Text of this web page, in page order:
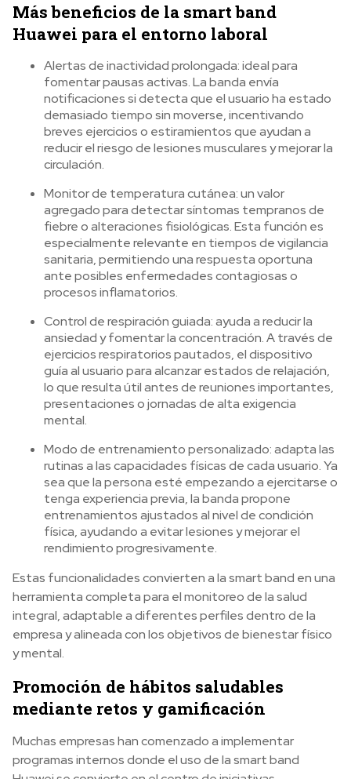
Más beneficios de la smart band
Huawei para el entorno laboral
Alertas de inactividad prolongada: ideal para
fomentar pausas activas. La banda envía
notificaciones si detecta que el usuario ha estado
demasiado tiempo sin moverse, incentivando
breves ejercicios o estiramientos que ayudan a
reducir el riesgo de lesiones musculares y mejorar la
circulación.
Monitor de temperatura cutánea: un valor
agregado para detectar síntomas tempranos de
fiebre o alteraciones fisiológicas. Esta función es
especialmente relevante en tiempos de vigilancia
sanitaria, permitiendo una respuesta oportuna
ante posibles enfermedades contagiosas o
procesos inflamatorios.
Control de respiración guiada: ayuda a reducir la
ansiedad y fomentar la concentración. A través de
ejercicios respiratorios pautados, el dispositivo
guía al usuario para alcanzar estados de relajación,
lo que resulta útil antes de reuniones importantes,
presentaciones o jornadas de alta exigencia
mental.
Modo de entrenamiento personalizado: adapta las
rutinas a las capacidades físicas de cada usuario. Ya
sea que la persona esté empezando a ejercitarse o
tenga experiencia previa, la banda propone
entrenamientos ajustados al nivel de condición
física, ayudando a evitar lesiones y mejorar el
rendimiento progresivamente.
Estas funcionalidades convierten a la smart band en una
herramienta completa para el monitoreo de la salud
integral, adaptable a diferentes perfiles dentro de la
empresa y alineada con los objetivos de bienestar físico
y mental.
Promoción de hábitos saludables
mediante retos y gamificación
Muchas empresas han comenzado a implementar
programas internos donde el uso de la smart band